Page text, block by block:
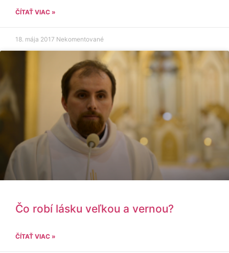
ČÍTAŤ VIAC »
18. mája 2017 Nekomentované
Čo robí lásku veľkou a vernou?
ČÍTAŤ VIAC »